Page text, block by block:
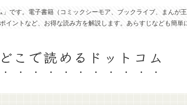
です。電子書籍（コミックシーモア、ブックライブ、まんが
イントなど、お得な読み方を解説します。あらすじなども簡単
どこで読めるドットコム